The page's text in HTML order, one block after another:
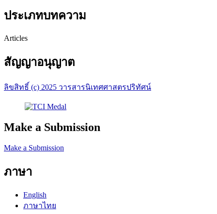
ประเภทบทความ
Articles
สัญญาอนุญาต
ลิขสิทธิ์ (c) 2025 วารสารนิเทศศาสตรปริทัศน์
Make a Submission
Make a Submission
ภาษา
English
ภาษาไทย